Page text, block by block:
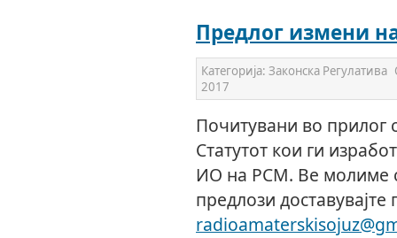
Предлог измени
Категорија: Законска Регулатива
2017
Почитувани во прилог
Статутот кои ги
ИО на РСМ. Ве молиме
предлози